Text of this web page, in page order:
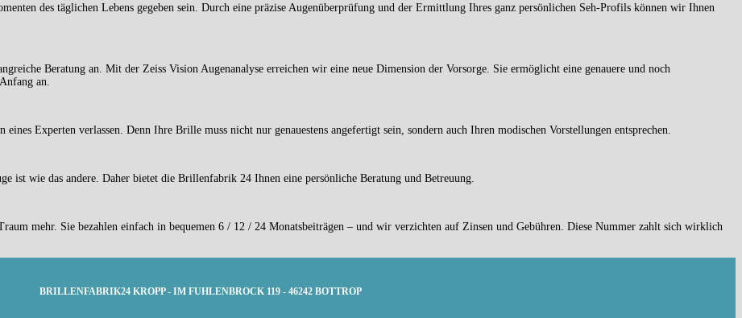
des täglichen Lebens gegeben sein. Durch eine präzise Augenüberprüfung und der Ermittlung Ihres ganz persönlichen Seh-Profils können wir Ihnen
Beratung an. Mit der Zeiss Vision Augenanalyse erreichen wir eine neue Dimension der Vorsorge. Sie ermöglicht eine genauere und noch
an.
Experten verlassen. Denn Ihre Brille muss nicht nur genauestens angefertigt sein, sondern auch Ihren modischen Vorstellungen entsprechen.
ist wie das andere. Daher bietet die Brillenfabrik 24 Ihnen eine persönliche Beratung und Betreuung.
mehr. Sie bezahlen einfach in bequemen 6 / 12 / 24 Monatsbeiträgen – und wir verzichten auf Zinsen und Gebühren. Diese Nummer zahlt sich wirklich
BRILLENFABRIK24 KROPP - IM FUHLENBROCK 119 - 46242 BOTTROP